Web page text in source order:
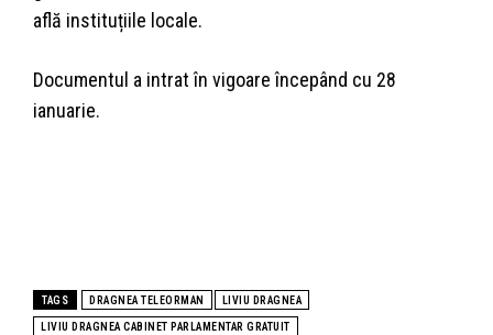
află instituțiile locale.
Documentul a intrat în vigoare începând cu 28
ianuarie.
TAGS DRAGNEA TELEORMAN LIVIU DRAGNEA
LIVIU DRAGNEA CABINET PARLAMENTAR GRATUIT